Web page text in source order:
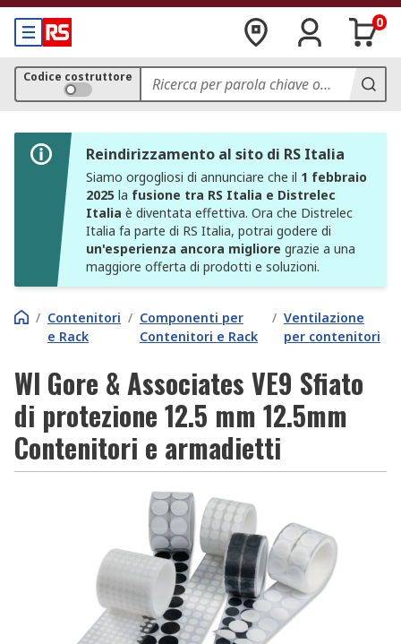
0
Codice costruttore
Reindirizzamento al sito di RS Italia
Siamo orgogliosi di annunciare che il 1 febbraio
2025 la fusione tra RS Italia e Distrelec
Italia è diventata effettiva. Ora che Distrelec
Italia fa parte di RS Italia, potrai godere di
un'esperienza ancora migliore grazie a una
maggiore offerta di prodotti e soluzioni.
/ Contenitori
e Rack
/ Componenti per
Contenitori e Rack
/ Ventilazione
per contenitori
Wl Gore & Associates VE9 Sfiato
di protezione 12.5 mm 12.5mm
Contenitori e armadietti